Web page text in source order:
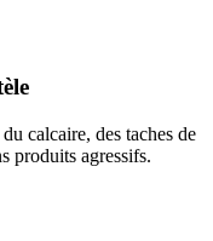
calcaire, des taches de
produits agressifs.